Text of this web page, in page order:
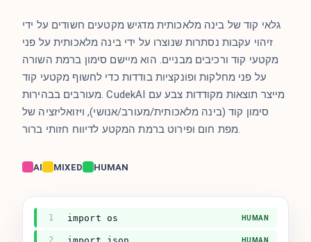
גלאי קוד של בינה מלאכותית מדגיש מקטעים חשודים על ידי
זיהוי עקבות נסתרות שנוצרו על ידי בינה מלאכותית על פני
מקטעי קוד ורכיבים מבניים. הוא מיישם סימון ברמת השורה
על פני מחלקות ופונקציות בודדות כדי לחשוף מקטעי קוד
מעורבים בבהירות. CudekAI מייצר תוצאות מקודדות צבע עם
סימון קוד (בינה מלאכותית/מעורב/אנושי), ויזואליזציה של
מפת חום ופירוט ברמת המקטע לדיווח חזותי ברור.
AI MIXED HUMAN
1 import os HUMAN
2 HUMAN